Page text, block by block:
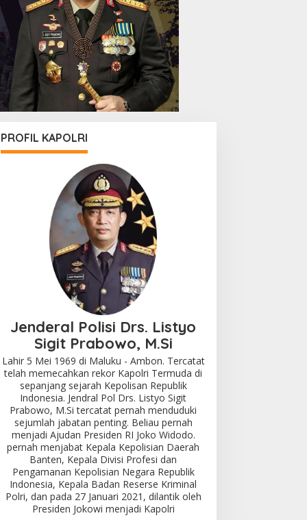
PROFIL KAPOLRI
Jenderal Polisi Drs. Listyo
Sigit Prabowo, M.Si
Lahir 5 Mei 1969 di Maluku - Ambon. Tercatat
telah memecahkan rekor Kapolri Termuda di
sepanjang sejarah Kepolisan Republik
Indonesia. Jendral Pol Drs. Listyo Sigit
Prabowo, M.Si tercatat pernah menduduki
sejumlah jabatan penting. Beliau pernah
menjadi Ajudan Presiden RI Joko Widodo.
pernah menjabat Kepala Kepolisian Daerah
Banten, Kepala Divisi Profesi dan
Pengamanan Kepolisian Negara Republik
Indonesia, Kepala Badan Reserse Kriminal
Polri, dan pada 27 Januari 2021, dilantik oleh
Presiden Jokowi menjadi Kapolri